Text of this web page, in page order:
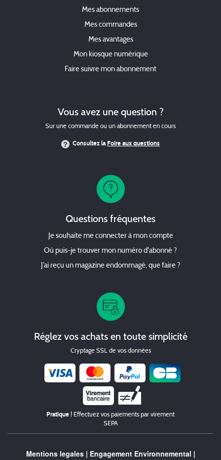
Mes abonnements
Mes commandes
Mes avantages
Mon kiosque numérique
Faire suivre mon abonnement
Vous avez une question ?
Sur une commande ou un abonnement en cours
Consultez laFoire aux questions
Questions fréquentes
Je souhaite me connecter à mon compte
Où puis-je trouver mon numéro d'abonné ?
J’ai reçu un magazine endommagé, que faire ?
Réglez vos achats en toute simplicité
Cryptage SSL de vos données
Chèque
Pratique ! Effectuez vos paiements par virement
SEPA
Mentions legales| Engagement Environnemental |